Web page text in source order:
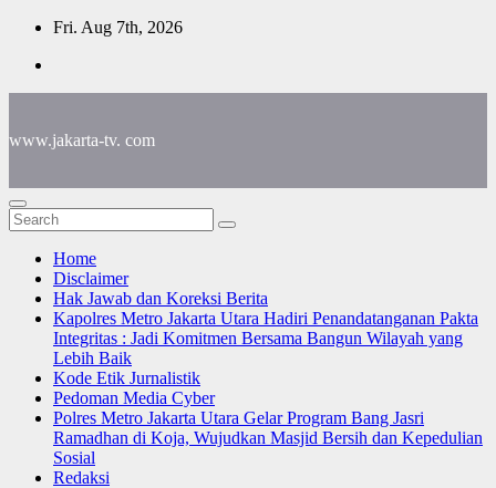
Skip
content
Fri. Aug 7th, 2026
www.jakarta-tv. com
Home
Disclaimer
Hak Jawab dan Koreksi Berita
Kapolres Metro Jakarta Utara Hadiri Penandatanganan Pakta
Integritas : Jadi Komitmen Bersama Bangun Wilayah yang
Lebih Baik
Kode Etik Jurnalistik
Pedoman Media Cyber
Polres Metro Jakarta Utara Gelar Program Bang Jasri
Ramadhan di Koja, Wujudkan Masjid Bersih dan Kepedulian
Sosial
Redaksi